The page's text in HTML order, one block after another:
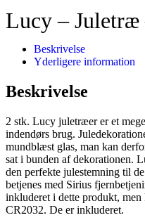
Lucy – Juletræ
Beskrivelse
Yderligere information
Beskrivelse
2 stk. Lucy juletræer er et
indendørs brug.
mundblæst glas, man kan
sat i bunden af dekorationen.
den perfekte julestemning til
betjenes med Sirius
inkluderet i dette produkt,
CR2032. De er inkluderet.